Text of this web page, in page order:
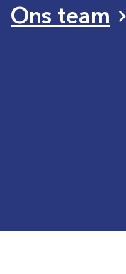
Ons team